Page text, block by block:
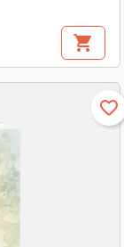
shopping_cart
favorite_border